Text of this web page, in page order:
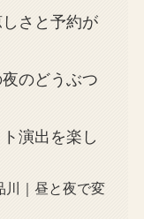
さと予約が
のどうぶつ
演出を楽し
川｜昼と夜で変